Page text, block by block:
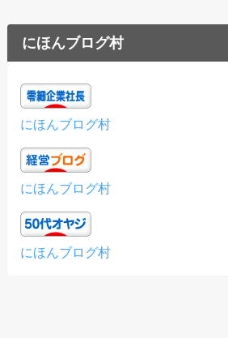
にほんブログ村
にほんブログ村
にほんブログ村
にほんブログ村